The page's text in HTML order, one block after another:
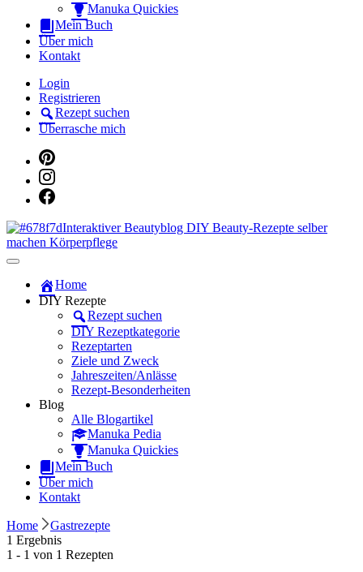
Manuka Quickies
Mein Buch
Über mich
Kontakt
Login
Registrieren
Rezept suchen
Überrasche mich
Manuka Magic – Natürlich schön:
Dein interaktiver DIY Beautyblog
Home
DIY Rezepte
Rezept suchen
DIY Rezeptkategorie
Rezeptarten
Ziele und Zweck
Jahreszeiten/Anlässe
Rezept-Besonderheiten
Blog
Alle Blogartikel
Manuka Pedia
Manuka Quickies
Mein Buch
Über mich
Kontakt
Home
Gastrezepte
1 Ergebnis
1 - 1 von 1 Rezepten